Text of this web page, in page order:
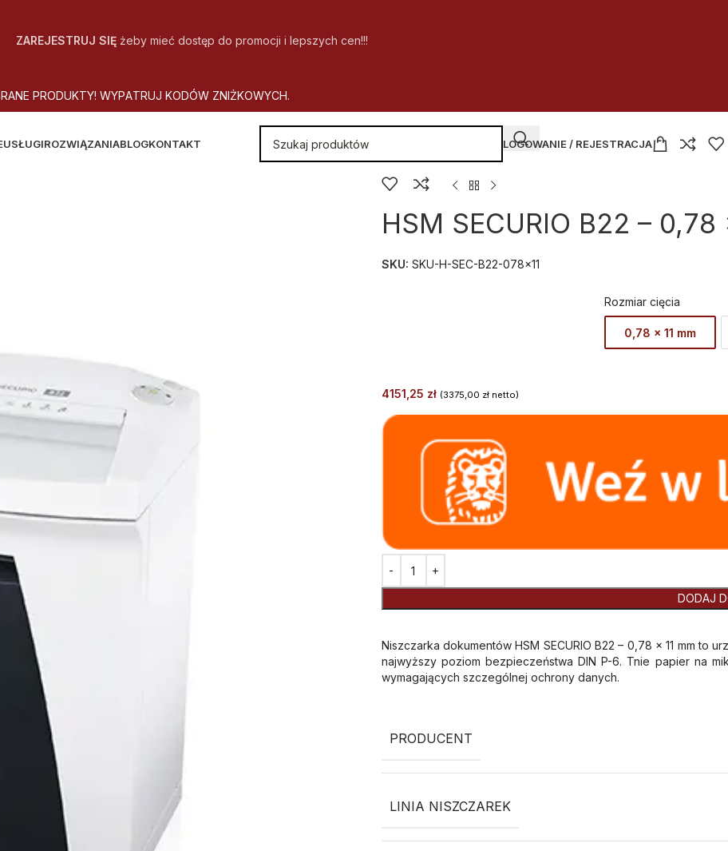
ZAREJESTRUJ SIĘżeby mieć dostęp do promocji i lepszych cen!!!
RANE PRODUKTY! WYPATRUJ KODÓW ZNIŻKOWYCH.
USŁUGIROZWIĄZANIABLOGKONTAKT LOGOWANIE / REJESTRACJA
HSM SECURIO B22 – 0,78
SKU: SKU-H-SEC-B22-078x11
Rozmiar cięcia
0,78 x 11 mm
4151,25 zł (3375,00 złnetto)
DODAJ
Alternative:
Niszczarka dokumentów HSM SECURIO B22 – 0,78 x 11 mm
najwyższy poziom bezpieczeństwa DIN P-6. Tnie papier na
wymagających szczególnej ochrony danych.
PRODUCENT
LINIA NISZCZAREK